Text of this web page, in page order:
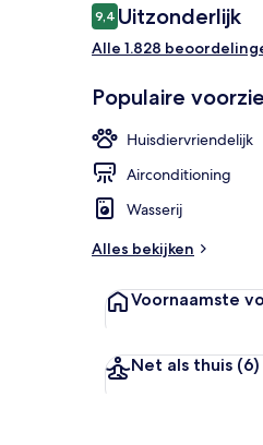
Beoordelingen
9,49,4 op 10 –
Uitzonderlijk
Alle 1.828
Populaire
Huisdiervriendelijk
Airconditioning
Wasserij
Alles bekijken
Voornaamste
Net als thuis (6)